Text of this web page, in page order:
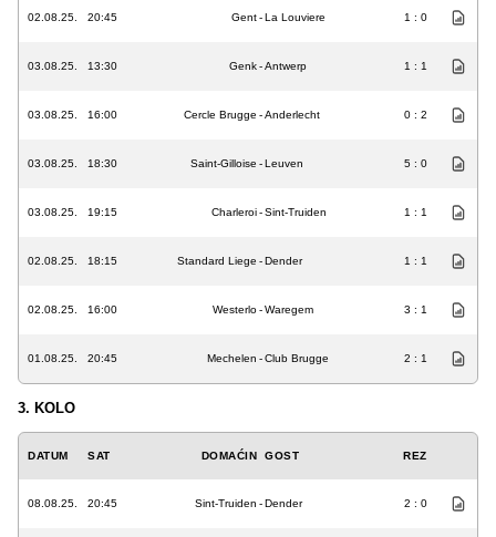
02.08.25. 20:45 Gent-La Louviere 1 : 0
03.08.25. 13:30 Genk-Antwerp 1 : 1
03.08.25. 16:00 Cercle Brugge -Anderlecht 0 : 2
03.08.25. 18:30 Saint-Gilloise -Leuven 5 : 0
03.08.25. 19:15 Charleroi-Sint-Truiden 1 : 1
02.08.25. 18:15 Standard Liege -Dender 1 : 1
02.08.25. 16:00 Westerlo-Waregem 3 : 1
01.08.25. 20:45 Mechelen -Club Brugge 2 : 1
3. KOLO
DATUM SAT DOMAĆIN GOST REZ
08.08.25. 20:45 Sint-Truiden -Dender 2 : 0